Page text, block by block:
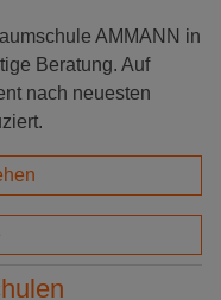
AMMANN in
Beratung. Auf
nach neuesten